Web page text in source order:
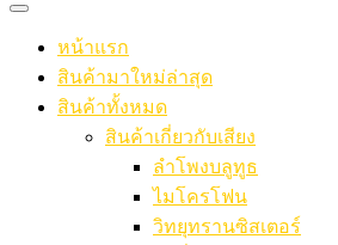
หน้าแรก
สินค้ามาใหม่ล่าสุด
สินค้าทั้งหมด
สินค้าเกี่ยวกับเสียง
ลำโพงบลูทูธ
ไมโครโฟน
วิทยุทรานซิสเตอร์